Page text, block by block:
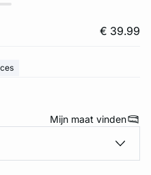
€ 39.99
Mijn maat vinden